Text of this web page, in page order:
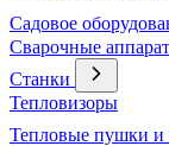
Садовое
Сварочные
Станки
Тепловизоры
Тепловые пушки и